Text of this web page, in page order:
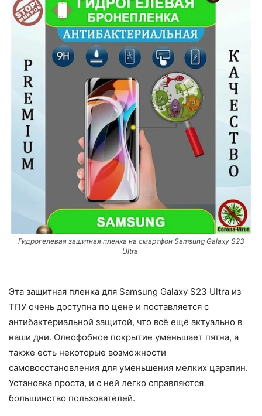
Гидрогелевая защитная пленка на смартфон Samsung Galaxy S23
Ultra
Эта защитная пленка для Samsung Galaxy S23 Ultra из
ТПУ очень доступна по цене и поставляется с
антибактериальной защитой, что всё ещё актуально в
наши дни. Олеофобное покрытие уменьшает пятна, а
также есть некоторые возможности
самовосстановления для уменьшения мелких царапин.
Установка проста, и с ней легко справляются
большинство пользователей.